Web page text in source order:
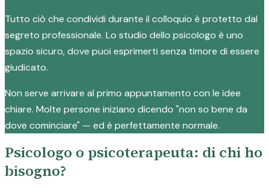
Tutto ciò che condividi durante il colloquio è protetto dal
segreto professionale. Lo studio dello psicologo è uno
spazio sicuro, dove puoi esprimerti senza timore di essere
giudicato.
Non serve arrivare al primo appuntamento con le idee
chiare. Molte persone iniziano dicendo "non so bene da
dove cominciare" — ed è perfettamente normale.
Psicologo o psicoterapeuta: di chi ho
bisogno?